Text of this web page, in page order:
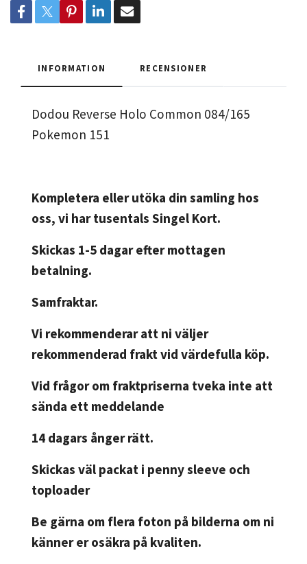
INFORMATION RECENSIONER
Dodou Reverse Holo Common 084/165
Pokemon 151
Kompletera eller utöka din samling hos
oss, vi har tusentals Singel Kort.
Skickas 1-5 dagar efter mottagen
betalning.
Samfraktar.
Vi rekommenderar att ni väljer
rekommenderad frakt vid värdefulla köp.
Vid frågor om fraktpriserna tveka inte att
sända ett meddelande
14 dagars ånger rätt.
Skickas väl packat i penny sleeve och
toploader
Be gärna om flera foton på bilderna om ni
känner er osäkra på kvaliten.